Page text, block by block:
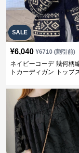
SALE
¥6,040 ¥6710(割引前)
ネイビーコーデ 幾何柄
トカーディガン トップ